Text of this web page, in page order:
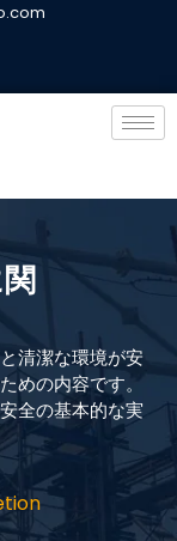
清潔な環境が安
めの内容です。
全の基本的な実